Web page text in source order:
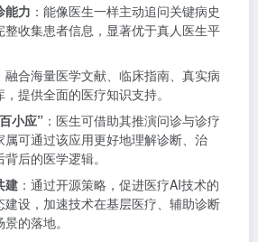
能力 ：能像医生一样主动追问关键病史
整收集患者信息，显著优于真人医生平
融合海量医学文献、临床指南、真实病
提供全面的医疗知识支持。
小应” ：医生可借助其推演问诊与诊疗
属可通过该应用更好地理解诊断、治
后的医学逻辑。
建 ：通过开源策略，促进医疗AI技术的
建设，加速技术在基层医疗、辅助诊断
的落地。